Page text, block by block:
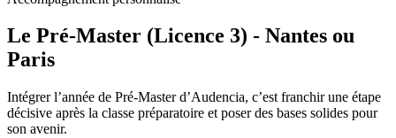
Le Pré-Master (Licence 3) - Nantes ou
Paris
Intégrer l’année de Pré-Master d’Audencia, c’est franchir une étape
décisive après la classe préparatoire et poser des bases solides pour
son avenir.